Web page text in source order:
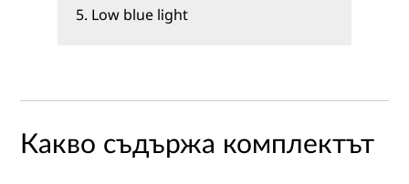
5. Low blue light
Какво съдържа комплектът